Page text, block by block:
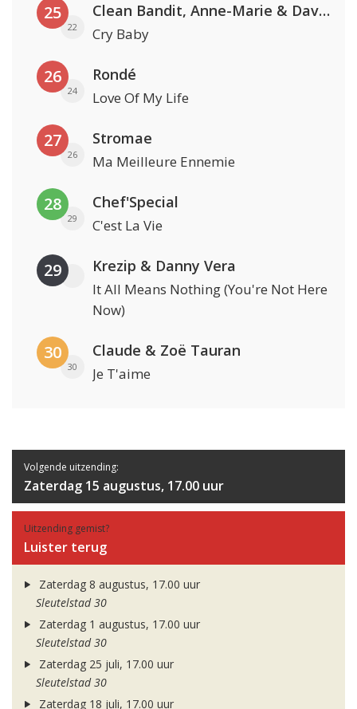
25
22
Clean Bandit, Anne-Marie & David Guetta
Cry Baby
26
24
Rondé
Love Of My Life
27
26
Stromae
Ma Meilleure Ennemie
28
29
Chef'Special
C'est La Vie
29 Krezip & Danny Vera
It All Means Nothing (You're Not Here
Now)
30
30
Claude & Zoë Tauran
Je T'aime
Volgende uitzending:
Zaterdag 15 augustus, 17.00 uur
Uitzending gemist?
Luister terug
Zaterdag 8 augustus, 17.00 uur
Sleutelstad 30
Zaterdag 1 augustus, 17.00 uur
Sleutelstad 30
Zaterdag 25 juli, 17.00 uur
Sleutelstad 30
Zaterdag 18 juli, 17.00 uur